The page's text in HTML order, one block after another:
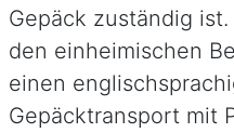
Gepäck zuständig
den einheimischen
einen
Gepäcktransport mit